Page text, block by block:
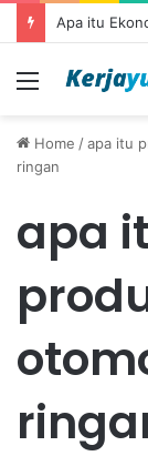
Apa itu
Menu
Home /apa itu
ringan
apa